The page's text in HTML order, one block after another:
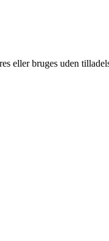
eller bruges uden